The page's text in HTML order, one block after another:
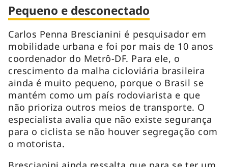
Pequeno e desconectado
Carlos Penna Brescianini é pesquisador em
mobilidade urbana e foi por mais de 10 anos
coordenador do Metrô-DF. Para ele, o
crescimento da malha cicloviária brasileira
ainda é muito pequeno, porque o Brasil se
mantém como um país rodoviarista e que
não prioriza outros meios de transporte. O
especialista avalia que não existe segurança
para o ciclista se não houver segregação com
o motorista.